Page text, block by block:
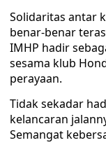
Solidaritas antar
benar-benar
IMHP hadir
sesama klub
perayaan.
Tidak sekadar
kelancaran
Semangat